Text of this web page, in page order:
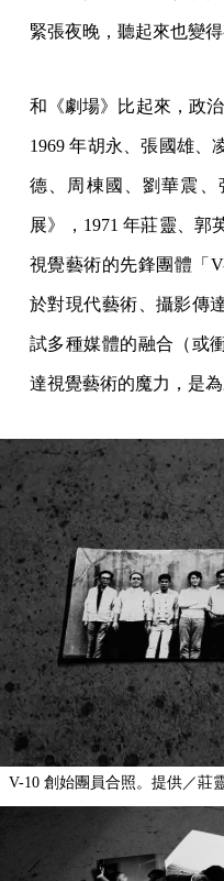
緊張夜晚，聽起來也變得
和《劇場》比起來，政
1969 年胡永、張國雄、
德、周棟國、劉華震、
展》，1971 年莊靈、郭
視覺藝術的先鋒團體「
於對現代藝術、攝影傳
試多種媒體的融合（或
達視覺藝術的魔力，是為
V-10 創始團員合照。提供／莊